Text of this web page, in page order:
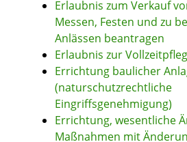
Erlaubnis zum Verkauf
Messen, Festen und zu
Anlässen beantragen
Erlaubnis zur
Errichtung baulicher
(naturschutzrechtliche
Eingriffsgenehmigung)
Errichtung, wesentliche
Maßnahmen mit